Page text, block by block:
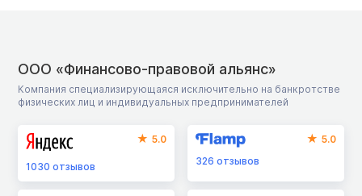
ООО «Финансово-правовой альянс»
Компания специализирующаяся исключительно на банкротстве
физических лиц и индивидуальных предпринимателей
5.0
1030 отзывов
5.0
326отзывов